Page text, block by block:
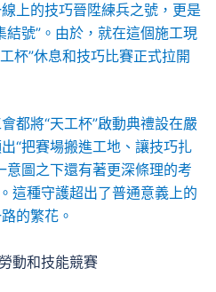
上的技巧晉陞練兵之號，更是
結號”。由於，就在這個施工現
杯”休息和技巧比賽正式拉開
都將“天工杯”啟動典禮設在嚴
“把賽場搬進工地、讓技巧扎
意圖之下還有著更深條理的考
這種守護超出了普通意義上的
的繁花。